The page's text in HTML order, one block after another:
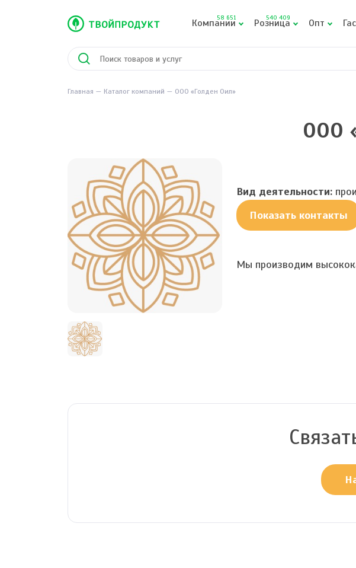
Компании
58 651 Розница
540 409 Опт
Главная Каталог компаний ООО «Голден Оил»
ООО
Вид деятельности:
Показать контакты
Мы производим